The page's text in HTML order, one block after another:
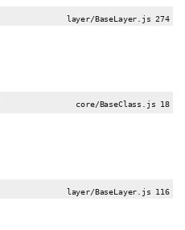
layer/BaseLayer.js 274
core/BaseClass.js 18
layer/BaseLayer.js 116